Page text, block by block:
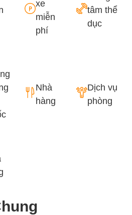
xe
miễn
phí
tâm thể
dục
Nhà
hàng
Dịch vụ
phòng